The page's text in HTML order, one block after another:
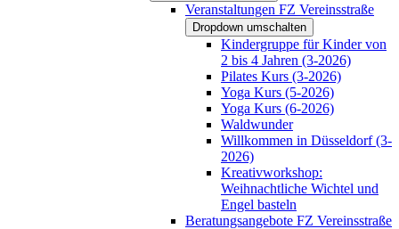
Veranstaltungen FZ Vereinsstraße
Dropdown umschalten
Kindergruppe für Kinder von
2 bis 4 Jahren (3-2026)
Pilates Kurs (3-2026)
Yoga Kurs (5-2026)
Yoga Kurs (6-2026)
Waldwunder
Willkommen in Düsseldorf (3-
2026)
Kreativworkshop:
Weihnachtliche Wichtel und
Engel basteln
Beratungsangebote FZ Vereinsstraße